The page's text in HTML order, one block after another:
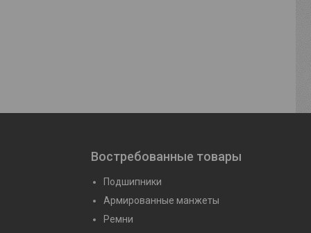
Востребованные товары
Подшипники
Армированные манжеты
Ремни